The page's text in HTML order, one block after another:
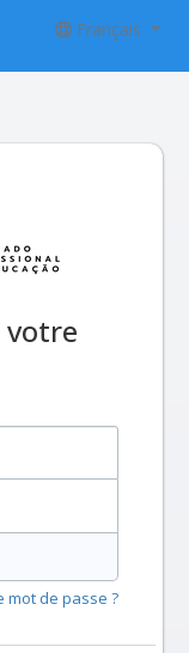
Français
votre
mot de passe ?